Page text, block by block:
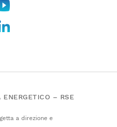
ENERGETICO – RSE
a direzione e